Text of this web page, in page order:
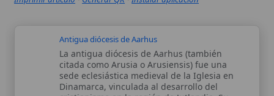
La antigua diócesis de Bergen fue una
portuaria de Bergen. Su historia se
caracteriza por la consolidación de su
condición de sede episcopal, la celebración
de múltiples concilios provinciales...